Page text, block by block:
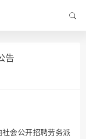
告
会公开招聘劳务派